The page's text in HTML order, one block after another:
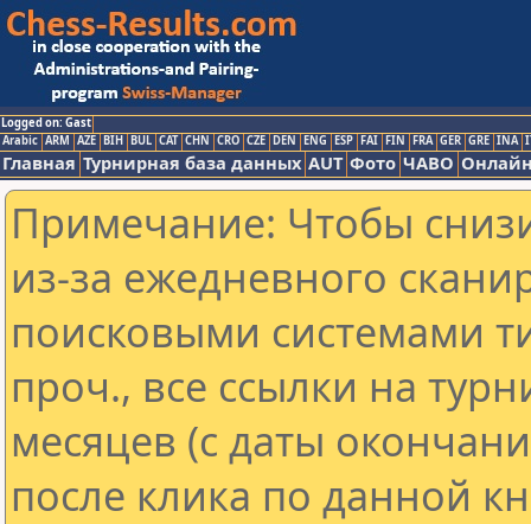
Logged on: Gast
Arabic ARM AZE BIH BUL CAT CHN CRO CZE DEN ENG ESP FAI FIN FRA GER GRE INA
Главная Турнирная база данных AUT Фото ЧАВО
Примечание: Чтобы
из-за ежедневного
поисковыми системами
проч., все ссылки на
месяцев (с даты
после клика по данной